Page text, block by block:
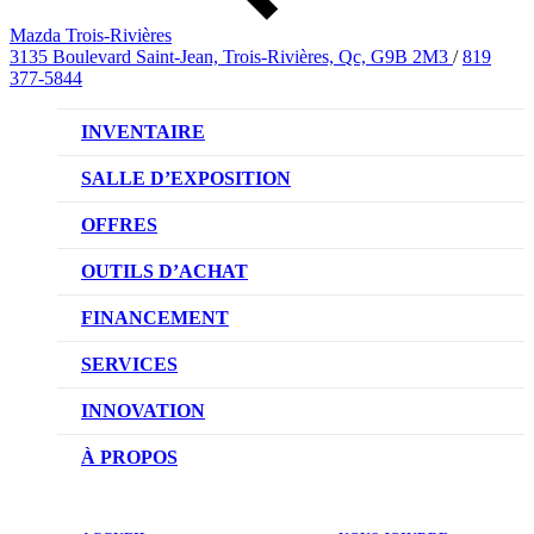
Mazda Trois-Rivières
3135 Boulevard Saint-Jean, Trois-Rivières, Qc, G9B 2M3 / 819
377-5844
INVENTAIRE
VÉHICULES NEUFS
VÉHICULES D’OCCASION
SALLE D’EXPOSITION
OFFRES
OFFRES DU CONCESSIONNAIRE
OUTILS D’ACHAT
CONFIGUREZ VOTRE VÉHICULE
RÉSERVEZ UN ESSAI ROUTIER
DEMANDEZ UN PRIX
FINANCEMENT
NOTRE DIFFÉRENCE
DEMANDE DE CRÉDIT AUTO
SERVICES
NOTRE PROMESSE
PRENDRE UN RENDEZ-VOUS
INNOVATION
TECHNOLOGIE SKYACTIV
À PROPOS